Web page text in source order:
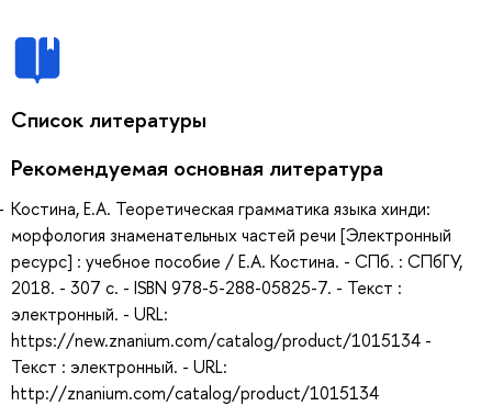
Список литературы
Рекомендуемая основная литература
Костина, Е.А. Теоретическая грамматика языка хинди:
морфология знаменательных частей речи [Электронный
ресурс] : учебное пособие / Е.А. Костина. - СПб. : СПбГУ,
2018. - 307 с. - ISBN 978-5-288-05825-7. - Текст :
электронный. - URL:
https://new.znanium.com/catalog/product/1015134 -
Текст : электронный. - URL:
http://znanium.com/catalog/product/1015134